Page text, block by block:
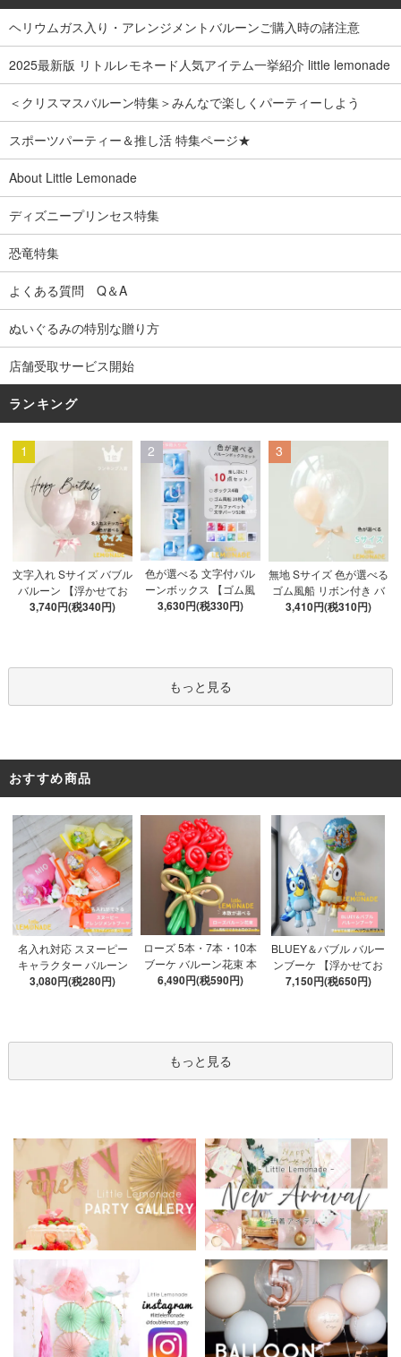
ヘリウムガス入り・アレンジメントバルーンご購入時の諸注意
2025最新版 リトルレモネード人気アイテム一挙紹介 little lemonade
＜クリスマスバルーン特集＞みんなで楽しくパーティーしよう
スポーツパーティー＆推し活 特集ページ★
About Little Lemonade
ディズニープリンセス特集
恐竜特集
よくある質問 Q＆A
ぬいぐるみの特別な贈り方
店舗受取サービス開始
ランキング
1
文字入れ Sサイズ バブル
バルーン 【浮かせてお
届け】 バルーン
3,740円(税340円)
2
色が選べる 文字付バル
ーンボックス 【ゴム風
船&文字パーツ付き】 DI
ツ52枚 推し活
3,630円(税330円)
3
無地 Sサイズ 色が選べる
ゴム風船 リボン付き バ
ブルバルーン 【浮かせ
3,410円(税310円)
もっと見る
おすすめ商品
名入れ対応 スヌーピー
キャラクター バルーン
ブーケ 選べる7種 【膨ら
3,080円(税280円)
ローズ 5本・7本・10本
ブーケ バルーン花束 本
数が選べる 【膨らませ
6,490円(税590円)
BLUEY＆バブル バルー
ンブーケ 【浮かせてお
届け】 ヘリウムガス入
7,150円(税650円)
もっと見る